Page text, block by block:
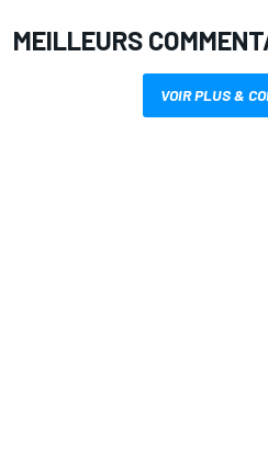
MEILLEURS
VOIR PLUS &